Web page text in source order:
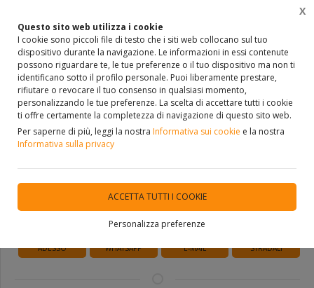
Questo sito web utilizza i cookie
I cookie sono piccoli file di testo che i siti web collocano sul tuo
dispositivo durante la navigazione. Le informazioni in essi contenute
possono riguardare te, le tue preferenze o il tuo dispositivo ma non ti
identificano sotto il profilo personale. Puoi liberamente prestare,
rifiutare o revocare il tuo consenso in qualsiasi momento,
personalizzando le tue preferenze. La scelta di accettare tutti i cookie
ti offre certamente la completezza di navigazione di questo sito web.
Per saperne di più, leggi la nostra Informativa sui cookie e la nostra
Informativa sulla privacy
ACCETTA TUTTI I COOKIE
Personalizza preferenze
X
Home VETRINA ARREDO BAGNO CERAMICA CIELO
Ceramica Cielo Marcel
DISPONIBILITÀ IMMEDIATA
Richiedi Informazioni
ADESSO
WHATSAPP
E-MAIL
STRADALI